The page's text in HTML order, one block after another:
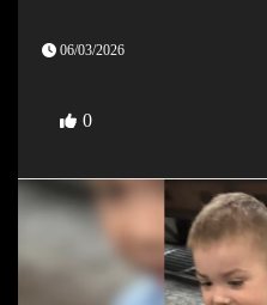
06/03/2026
0